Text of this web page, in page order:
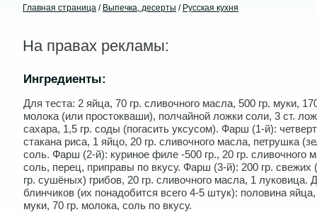
Главная страница / Выпечка, десерты / Русская кухня
На правах рекламы:
Ингредиенты:
Для теста: 2 яйца, 70 гр. сливочного масла, 500 гр. муки,
молока (или простокваши), полчайной ложки соли, 3 ст.
сахара, 1,5 гр. соды (погасить уксусом). Фарш (1-й):
стакана риса, 1 яйцо, 20 гр. сливочного масла, петрушка
соль. Фарш (2-й): куриное филе -500 гр., 20 гр. сливочного
соль, перец, приправы по вкусу. Фарш (3-й): 200 гр. свежих
гр. сушёных) грибов, 20 гр. сливочного масла, 1 луковица.
блинчиков (их понадобится всего 4-5 штук): половина яйца,
муки, 70 гр. молока, соль по вкусу.